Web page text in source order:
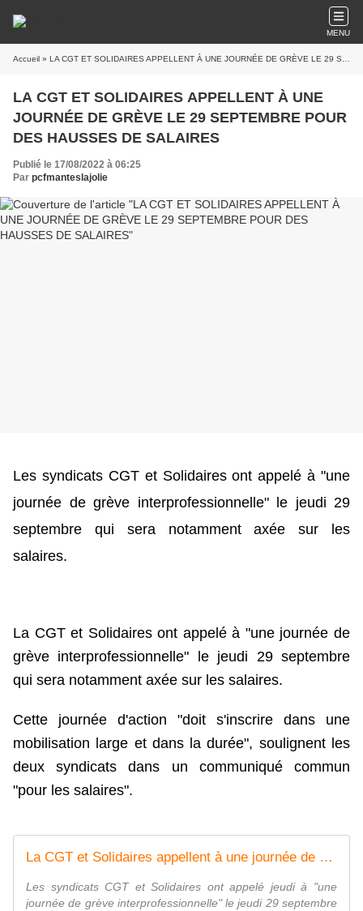
MENU
Accueil » LA CGT ET SOLIDAIRES APPELLENT À UNE JOURNÉE DE GRÈVE LE 29 SEPTEMBRE POUR DES HAUSSES DE SALAIRES
LA CGT ET SOLIDAIRES APPELLENT À UNE
JOURNÉE DE GRÈVE LE 29 SEPTEMBRE POUR
DES HAUSSES DE SALAIRES
Publié le 17/08/2022 à 06:25
Par pcfmanteslajolie
Les syndicats CGT et Solidaires ont appelé à "une
journée de grève interprofessionnelle" le jeudi 29
septembre qui sera notamment axée sur les
salaires.
La CGT et Solidaires ont appelé à "une journée de
grève interprofessionnelle" le jeudi 29 septembre
qui sera notamment axée sur les salaires.
Cette journée d'action "doit s'inscrire dans une
mobilisation large et dans la durée", soulignent les
deux syndicats dans un communiqué commun
"pour les salaires".
La CGT et Solidaires appellent à une journée de grève le 29 septembre pour des hausses de salaires
Les syndicats CGT et Solidaires ont appelé jeudi à "une
journée de grève interprofessionnelle" le jeudi 29 septembre